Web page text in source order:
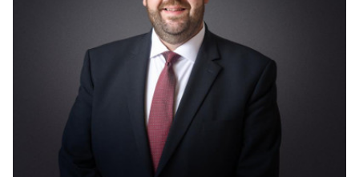
IM LANDTAG
IN DER LANDESREGIERUNG
IM BUNDESTAG
IM EUROPÄISCHEN PARLAMENT
NEWSLETTER ABONNIEREN
BILDER
PROGRAMME